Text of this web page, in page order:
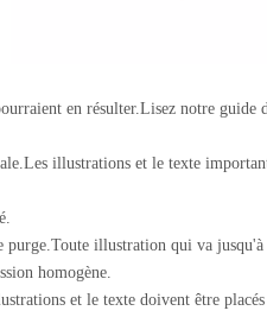
en résulter.Lisez notre guide
illustrations et le texte
purge.Toute illustration qui va
homogène.
et le texte doivent être